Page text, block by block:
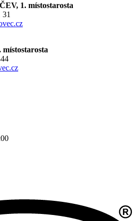
1. místostarosta